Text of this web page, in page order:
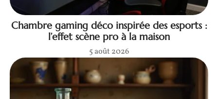
Chambre gaming déco inspirée des esports :
l’effet scène pro à la maison
5 août 2026